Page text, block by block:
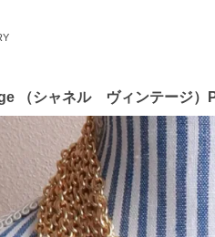
（シャネル ヴィンテージ）